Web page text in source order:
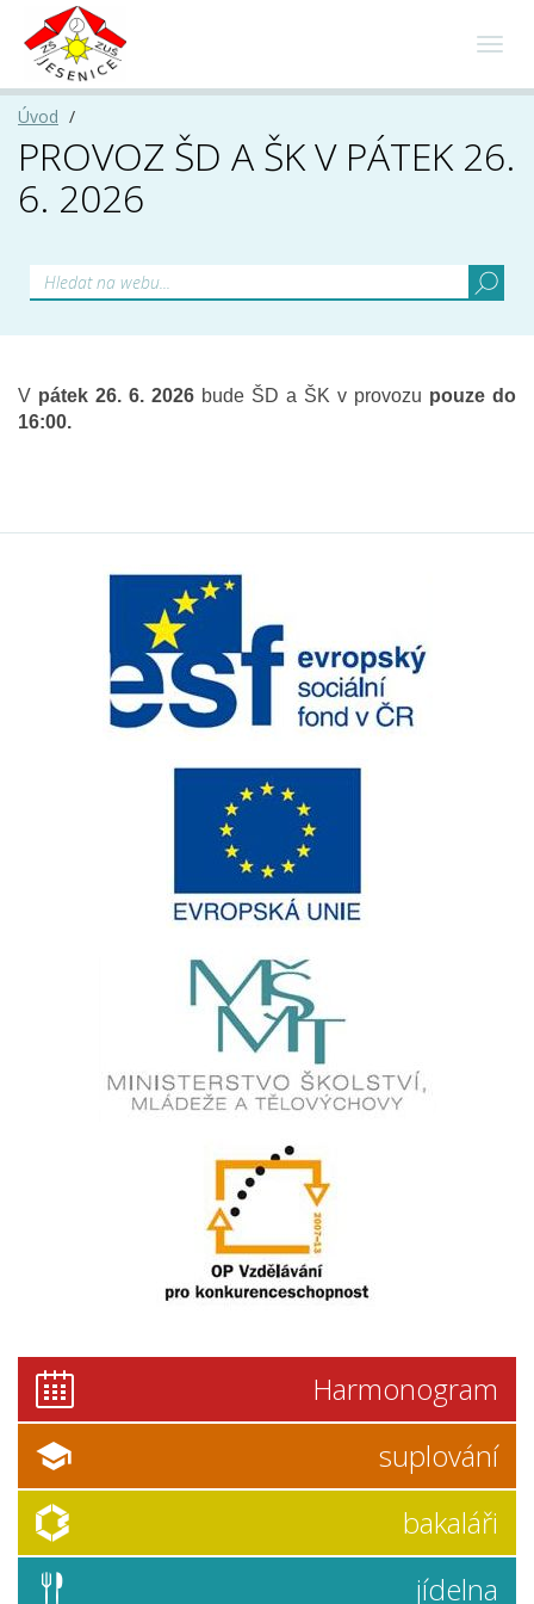
Úvod
PROVOZ ŠD A ŠK V PÁTEK 26.
6. 2026
V pátek 26. 6. 2026 bude ŠD a ŠK v provozu pouze do
16:00.
Harmonogram
suplování
bakaláři
jídelna